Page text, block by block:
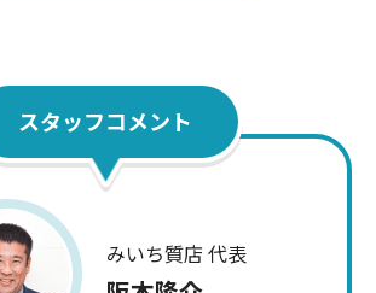
にはサイズが大きく品質の良いジュエ
通していました。特に指輪には質の高い宝
ました。当時のジュエリーがお家の中に
でしたら、ぜひお持ちください。
スタッフコメント
みいち質店 代表